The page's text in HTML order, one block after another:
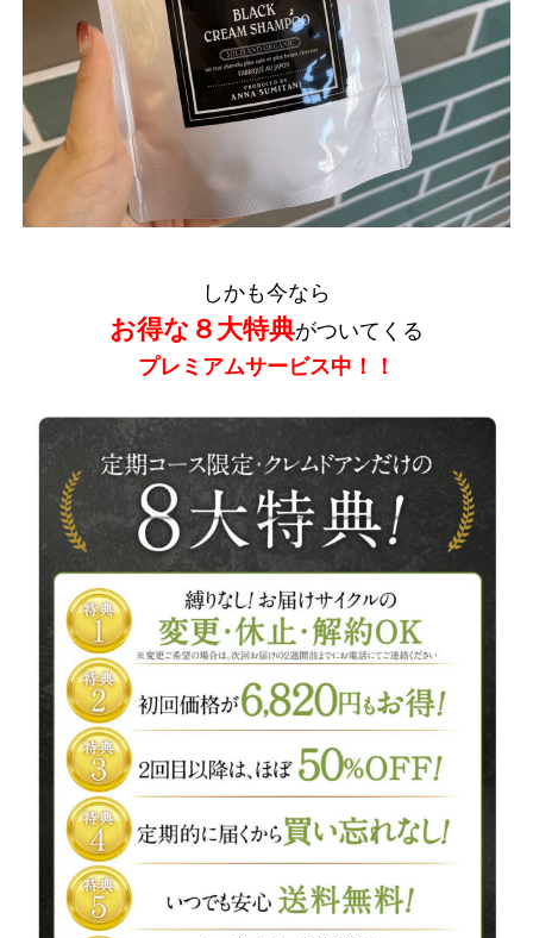
しかも今なら
お得な８大特典がついてくる
プレミアムサービス中！！